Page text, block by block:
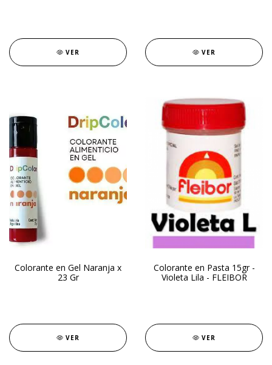
VER VER
Colorante en Gel Naranja x
23 Gr
VER
Colorante en Pasta 15gr -
Violeta Lila - FLEIBOR
VER